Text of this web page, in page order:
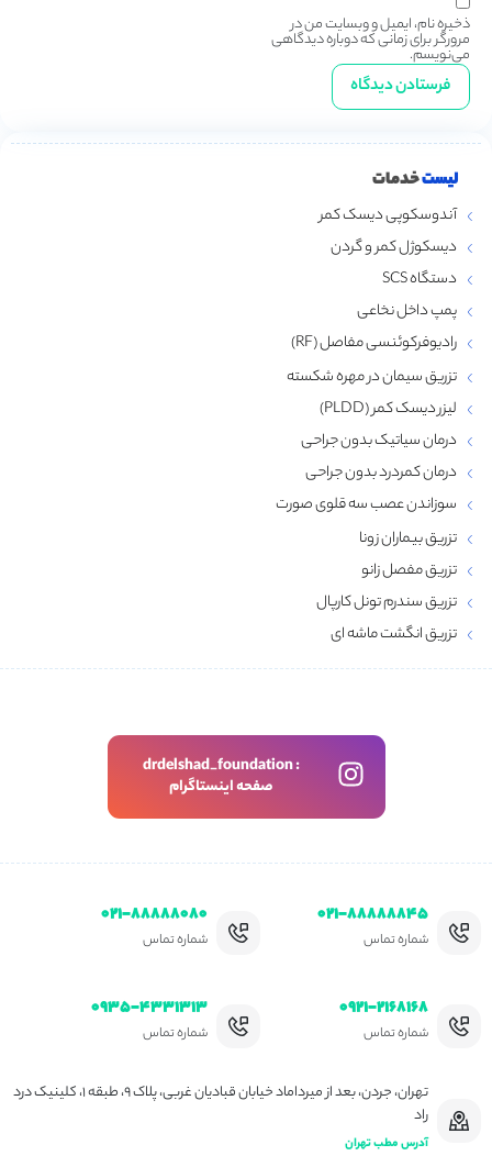
ذخیره نام، ایمیل و وبسایت من در
مرورگر برای زمانی که دوباره دیدگاهی
می‌نویسم.
لیستخدمات
آندوسکوپی دیسک کمر
دیسکوژل کمر و گردن
دستگاه SCS
پمپ داخل نخاعی
رادیوفرکوئنسی مفاصل (RF)
تزریق سیمان در مهره شکسته
لیزر دیسک کمر (PLDD)
درمان سیاتیک بدون جراحی
درمان کمردرد بدون جراحی
سوزاندن عصب سه قلوی صورت
تزریق بیماران زونا
تزریق مفصل زانو
تزریق سندرم تونل کارپال
تزریق انگشت ماشه‌ ای
drdelshad_foundation :
صفحه اینستاگرام
۰۲۱-۸۸۸۸۸۸۴۵
شماره تماس
۰۲۱-۸۸۸۸۸۰۸۰
شماره تماس
۰۹۲۱-۲۱۶۸۱۶۸
شماره تماس
۰۹۳۵-۴۳۳۱۳۱۳
شماره تماس
تهران، جردن، بعد از میرداماد خیابان قبادیان غربی، پلاک ۹، طبقه ۱، کلینیک درد
راد
آدرس مطب تهران